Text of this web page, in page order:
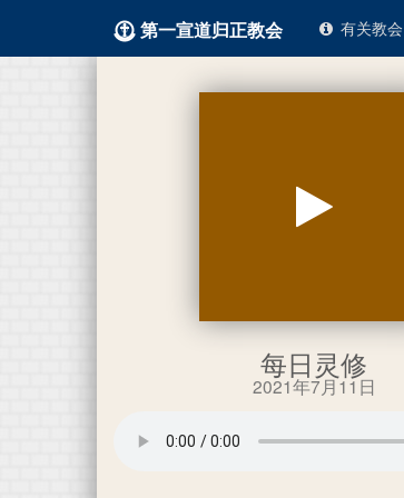
第一宣道归正教会 有关教会
每日灵修
2021年7月11日